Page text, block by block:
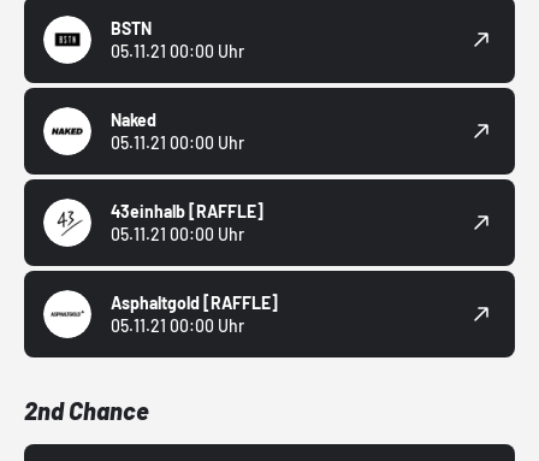
BSTN
05.11.21 00:00 Uhr
Naked
05.11.21 00:00 Uhr
43einhalb [RAFFLE]
05.11.21 00:00 Uhr
Asphaltgold [RAFFLE]
05.11.21 00:00 Uhr
2nd Chance